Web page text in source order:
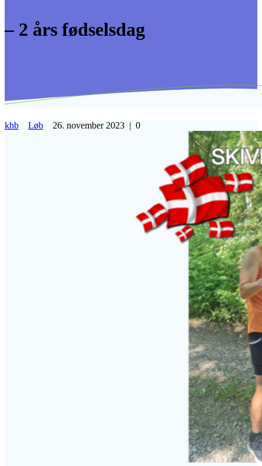
– 2 års fødselsdag
khb Løb 26. november 2023 | 0